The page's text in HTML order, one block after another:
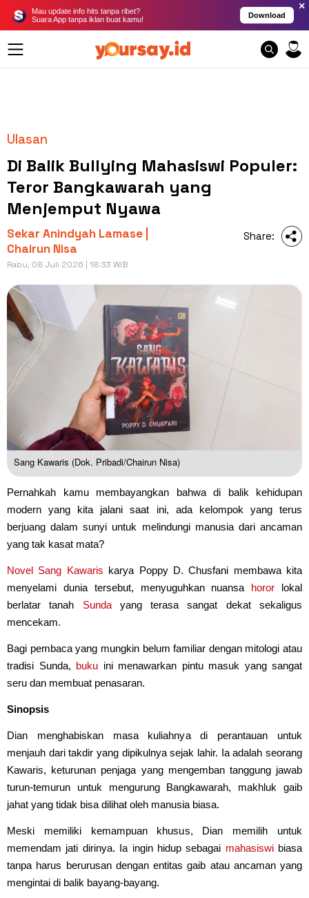
Mau update info hits tanpa ribet?
Suara App tanpa iklan buat kamu!
Download
×
Ulasan
Di Balik Bullying Mahasiswi Populer:
Teror Bangkawarah yang
Menjemput Nyawa
Sekar Anindyah Lamase |
Chairun Nisa
Rabu, 08 Juli 2026 | 18:33 WIB
Share:
Sang Kawaris (Dok. Pribadi/Chairun Nisa)
Pernahkah kamu membayangkan bahwa di balik kehidupan
modern yang kita jalani saat ini, ada kelompok yang terus
berjuang dalam sunyi untuk melindungi manusia dari ancaman
yang tak kasat mata?
Novel Sang Kawaris karya Poppy D. Chusfani membawa kita
menyelami dunia tersebut, menyuguhkan nuansa horor lokal
berlatar tanah Sundayang terasa sangat dekat sekaligus
mencekam.
Bagi pembaca yang mungkin belum familiar dengan mitologi atau
tradisi Sunda, buku ini menawarkan pintu masuk yang sangat
seru dan membuat penasaran.
Sinopsis
Dian menghabiskan masa kuliahnya di perantauan untuk
menjauh dari takdir yang dipikulnya sejak lahir. Ia adalah seorang
Kawaris, keturunan penjaga yang mengemban tanggung jawab
turun-temurun untuk mengurung Bangkawarah, makhluk gaib
jahat yang tidak bisa dilihat oleh manusia biasa.
Meski memiliki kemampuan khusus, Dian memilih untuk
memendam jati dirinya. Ia ingin hidup sebagai mahasiswibiasa
tanpa harus berurusan dengan entitas gaib atau ancaman yang
mengintai di balik bayang-bayang.